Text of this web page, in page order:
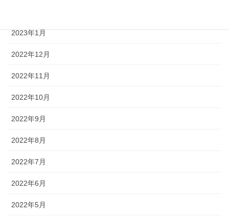
2023年1月
2022年12月
2022年11月
2022年10月
2022年9月
2022年8月
2022年7月
2022年6月
2022年5月